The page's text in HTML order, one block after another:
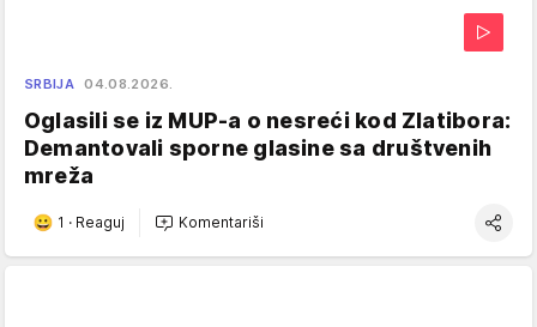
SRBIJA 04.08.2026.
Oglasili se iz MUP-a o nesreći kod Zlatibora:
Demantovali sporne glasine sa društvenih
mreža
1 · Reaguj Komentariši